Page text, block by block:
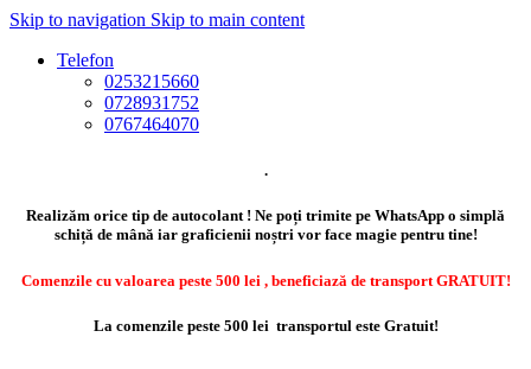
Skip to navigation Skip to main content
Telefon
0253215660
0728931752
0767464070
.
Realizăm orice tip de autocolant ! Ne poți trimite pe WhatsApp o simplă
schiță de mână iar graficienii noștri vor face magie pentru tine!
Comenzile cu valoarea peste 500 lei , beneficiază de transport GRATUIT!
La comenzile peste 500 lei transportul este Gratuit!